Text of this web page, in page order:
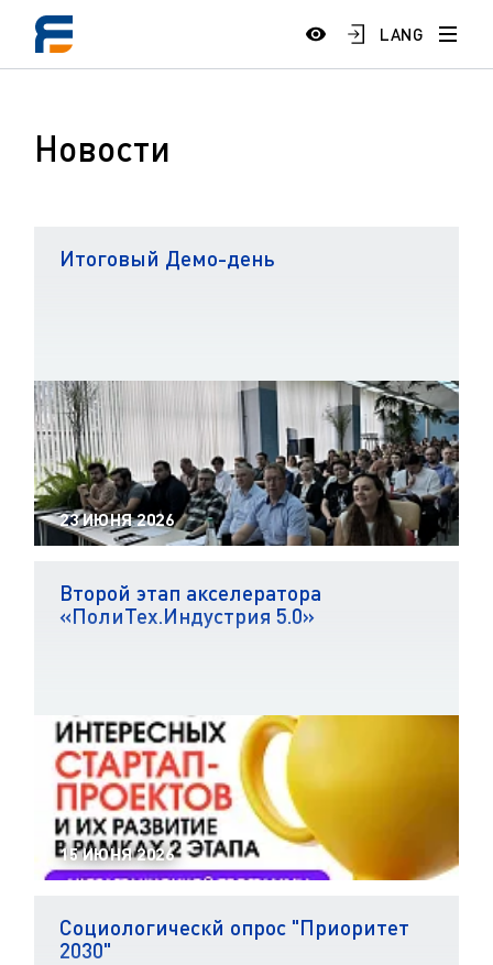
LANG
Новости
Итоговый Демо-день
23 ИЮНЯ 2026
Второй этап акселератора
«ПолиТех.Индустрия 5.0»
15 ИЮНЯ 2026
Социологическй опрос "Приоритет
2030"